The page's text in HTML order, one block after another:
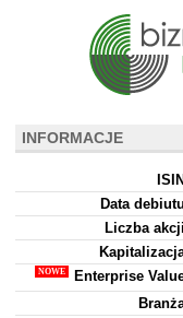
INFORMACJE
Data
Liczba
Enterprise